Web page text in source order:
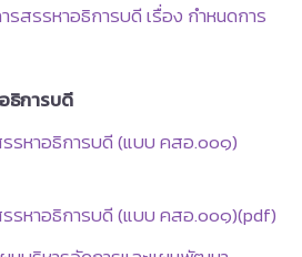
สรรหาอธิการบดี เรื่อง กำหนดการ
ธิการบดี
รหาอธิการบดี (แบบ คสอ.๐๐๑)
รหาอธิการบดี (แบบ คสอ.๐๐๑)(pdf)